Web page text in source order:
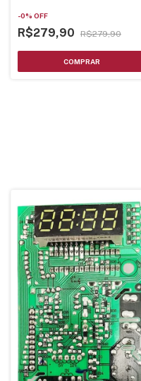
-0% OFF
R$279,90 R$279,90